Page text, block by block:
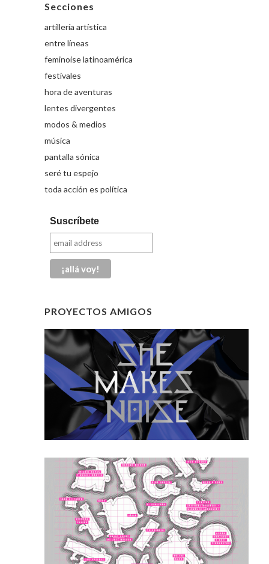
Secciones
artillería artística
entre líneas
feminoise latinoamérica
festivales
hora de aventuras
lentes divergentes
modos & medios
música
pantalla sónica
seré tu espejo
toda acción es política
Suscríbete
PROYECTOS AMIGOS